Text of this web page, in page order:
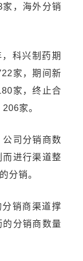
，海外分销
科兴制药期
家，期间新
家，终止合
家。
司分销商数
进行渠道整
分销。
销商渠道撑
分销商数量